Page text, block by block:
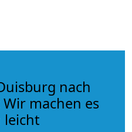
nach
machen es
leicht